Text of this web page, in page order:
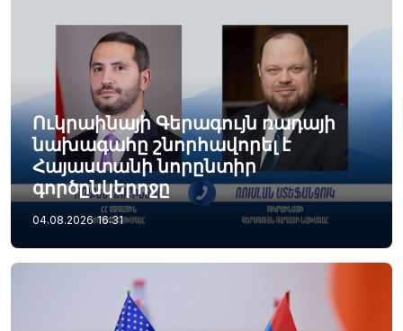
Ուկրաինայի Գերագույն ռադայի
նախագահը շնորհավորել է
Հայաստանի նորընտիր
գործընկերոջը
04.08.2026 16:31